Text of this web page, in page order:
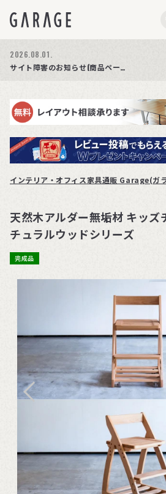
2026.08.03.
商品ページ障害復旧のお知らせ
2026.08.01.
サイト障害のお知らせ(商品ページが正常に表示されない事象発生)
インテリア・オフィス家具通販 Garage(ガ
天然木アルダー無垢材 キッズ
チュラルウッドシリーズ
完成品